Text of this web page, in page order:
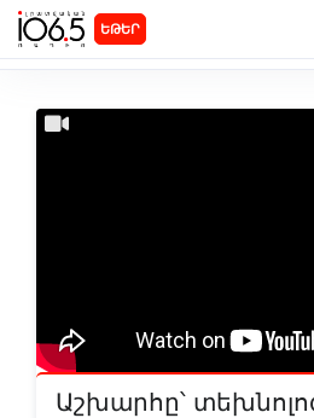
ԵԹԵՐ
Աշխարհը՝